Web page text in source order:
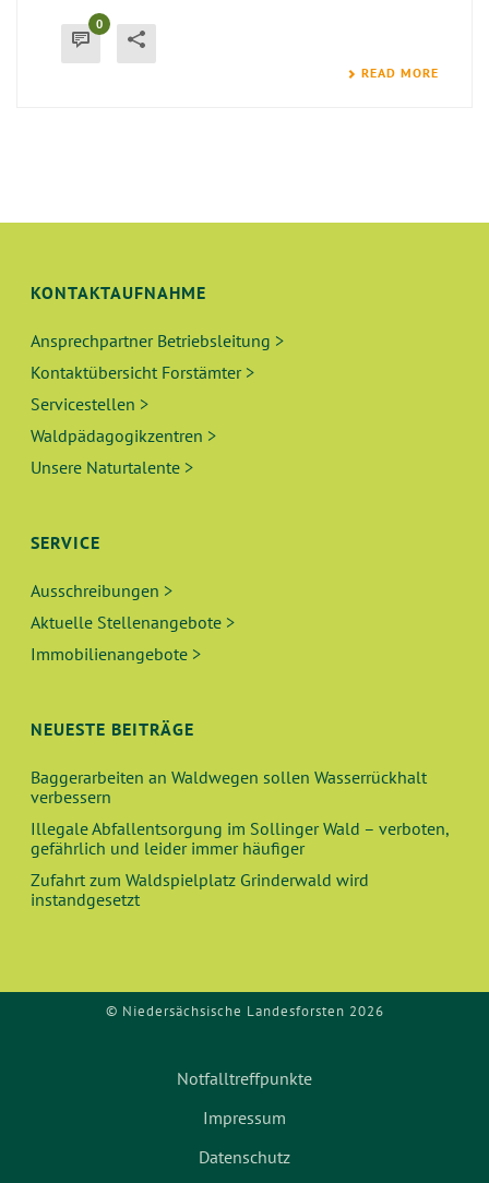
0
READ MORE
KONTAKTAUFNAHME
Ansprechpartner Betriebsleitung >
Kontaktübersicht Forstämter >
Servicestellen >
Waldpädagogikzentren >
Unsere Naturtalente >
SERVICE
Ausschreibungen >
Aktuelle Stellenangebote >
Immobilienangebote >
NEUESTE BEITRÄGE
Baggerarbeiten an Waldwegen sollen Wasserrückhalt
verbessern
Illegale Abfallentsorgung im Sollinger Wald – verboten,
gefährlich und leider immer häufiger
Zufahrt zum Waldspielplatz Grinderwald wird
instandgesetzt
© Niedersächsische Landesforsten 2026
Notfalltreffpunkte
Impressum
Datenschutz